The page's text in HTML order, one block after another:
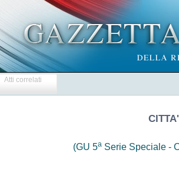
Atti correlati
(GU 5a Serie Speciale -